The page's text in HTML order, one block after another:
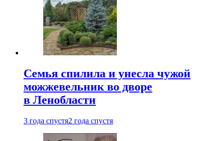
Семья спилила и унесла чужой
можжевельник во дворе
в Ленобласти
3 года спустя2 года спустя